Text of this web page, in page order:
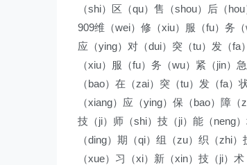
（shi）区（qu）售（shou）后（
909维（wei）修（xiu）服（fu）务
应（ying）对（dui）突（tu）发（
（xiu）服（fu）务（wu）紧（jin）
（bao）在（zai）突（tu）发（fa
（xiang）应（ying）保（bao）障
技（ji）师（shi）技（ji）能（neng
（ding）期（qi）组（zu）织（zhi
（xue）习（xi）新（xin）技（ji）